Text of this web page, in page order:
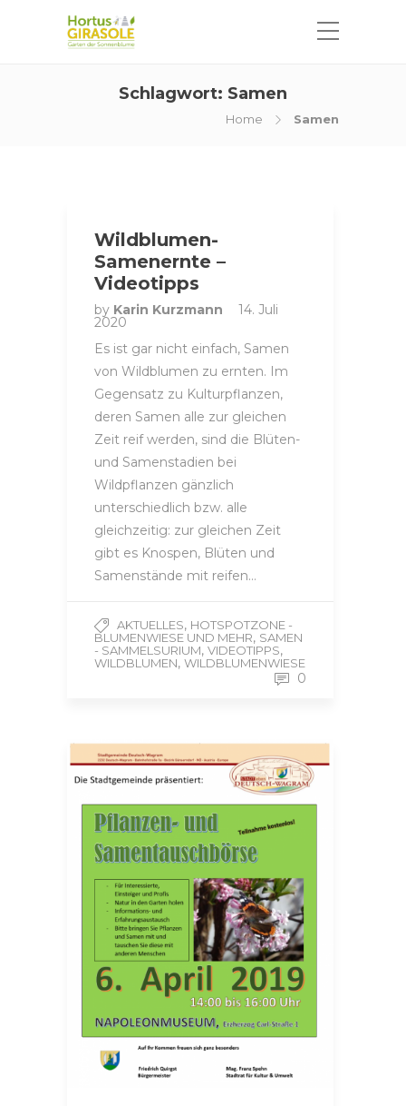
Schlagwort: Samen
Home Samen
Wildblumen-
Samenernte –
Videotipps
by Karin Kurzmann 14. Juli
2020
Es ist gar nicht einfach, Samen
von Wildblumen zu ernten. Im
Gegensatz zu Kulturpflanzen,
deren Samen alle zur gleichen
Zeit reif werden, sind die Blüten-
und Samenstadien bei
Wildpflanzen gänzlich
unterschiedlich bzw. alle
gleichzeitig: zur gleichen Zeit
gibt es Knospen, Blüten und
Samenstände mit reifen…
AKTUELLES, HOTSPOTZONE -
BLUMENWIESE UND MEHR, SAMEN
- SAMMELSURIUM, VIDEOTIPPS,
WILDBLUMEN, WILDBLUMENWIESE
0